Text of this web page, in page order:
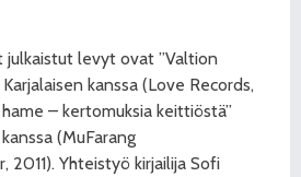
julkaistut levyt ovat ”Valtion
kanssa (Love Records,
– kertomuksia keittiöstä”
(MuFarang
2011). Yhteistyö kirjailija Sofi